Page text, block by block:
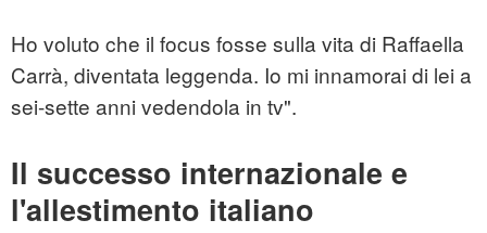
Ho voluto che il focus fosse sulla vita di Raffaella
Carrà, diventata leggenda. Io mi innamorai di lei a
sei-sette anni vedendola in tv".
Il successo internazionale e
l'allestimento italiano